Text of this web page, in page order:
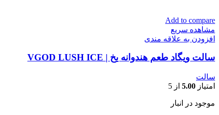
Add to compare
مشاهده سریع
افزودن به علاقه مندی
سالت ویگاد طعم هندوانه یخ | VGOD LUSH ICE
سالت
امتیاز 5.00 از 5
موجود در انبار